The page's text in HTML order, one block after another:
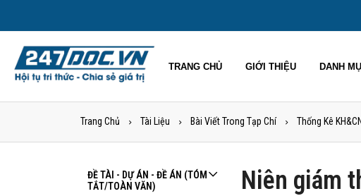
TRANG CHỦ GIỚI THIỆU DANH
Trang Chủ Tài Liệu Bài Viết Trong Tạp Chí Thống Kê KH&CN
ĐỀ TÀI - DỰ ÁN - ĐỀ ÁN (TÓM
TẮT/TOÀN VĂN)
Niên giám